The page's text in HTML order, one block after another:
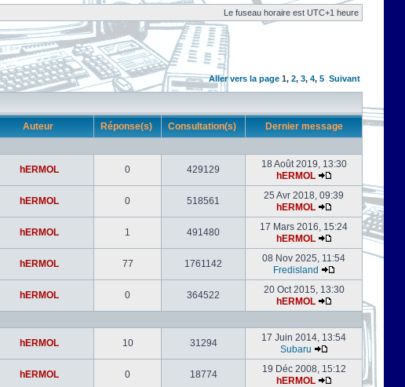
Le fuseau horaire est UTC+1 heure
Aller vers la page 1, 2, 3, 4, 5 Suivant
Auteur Réponse(s) Consultation(s) Dernier message
hERMOL 0 429129
18 Août 2019, 13:30
hERMOL
hERMOL 0 518561
25 Avr 2018, 09:39
hERMOL
hERMOL 1 491480
17 Mars 2016, 15:24
hERMOL
hERMOL 77 1761142
08 Nov 2025, 11:54
Fredisland
hERMOL 0 364522
20 Oct 2015, 13:30
hERMOL
hERMOL 10 31294
17 Juin 2014, 13:54
Subaru
hERMOL 0 18774
19 Déc 2008, 15:12
hERMOL